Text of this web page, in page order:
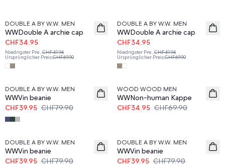
DOUBLE A BY W.W. MEN
WWDouble A archie cap
CHF34.95
Niedrigster Pre CHF41.94
Ursprünglicher Preis:CHF69.90
DOUBLE A BY W.W. MEN
WWDouble A archie cap
CHF34.95
Niedrigster Pre CHF41.94
Ursprünglicher Preis:CHF69.90
50%
DOUBLE A BY W.W. MEN
WWVin beanie
CHF39.95 CHF79.90
50%
WOOD WOOD MEN
WWNon-human Kappe
CHF34.95 CHF69.90
50%
DOUBLE A BY W.W. MEN
WWVin beanie
CHF39.95 CHF79.90
DOUBLE A BY W.W. MEN
WWVin beanie
CHF39.95 CHF79.90